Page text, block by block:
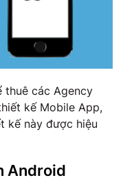
thuê các Agency
kế Mobile App,
kế này được hiệu
Android